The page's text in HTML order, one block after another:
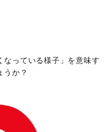
なっている様子」を意味す
うか？